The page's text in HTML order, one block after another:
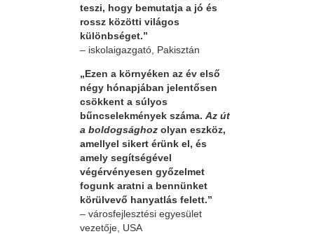
teszi, hogy bemutatja a jó és
rossz közötti világos
különbséget.”
– iskolaigazgató, Pakisztán
„Ezen a környéken az év első
négy hónapjában jelentősen
csökkent a súlyos
bűncselekmények száma. Az út
a boldogsághoz olyan eszköz,
amellyel sikert érünk el, és
amely segítségével
végérvényesen győzelmet
fogunk aratni a bennünket
körülvevő hanyatlás felett.”
– városfejlesztési egyesület
vezetője, USA